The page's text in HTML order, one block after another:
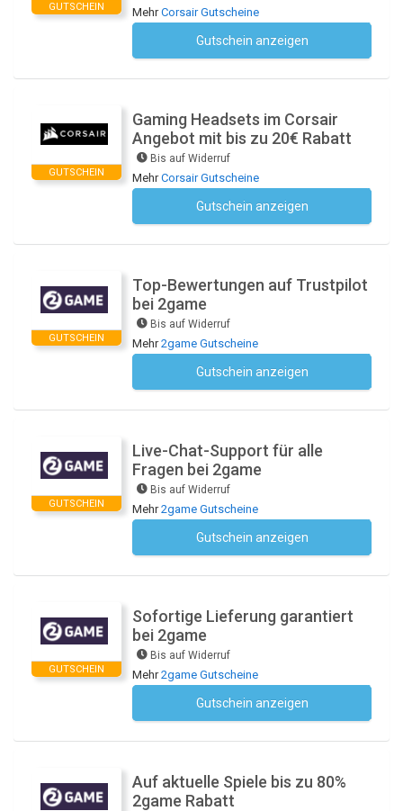
GUTSCHEIN MehrCorsair Gutscheine
Gutschein anzeigen
GUTSCHEIN
Gaming Headsets im Corsair
Angebot mit bis zu 20€ Rabatt
Bis auf Widerruf
MehrCorsair Gutscheine
Gutschein anzeigen
GUTSCHEIN
Top-Bewertungen auf Trustpilot
bei 2game
Bis auf Widerruf
Mehr2game Gutscheine
Gutschein anzeigen
GUTSCHEIN
Live-Chat-Support für alle
Fragen bei 2game
Bis auf Widerruf
Mehr2game Gutscheine
Gutschein anzeigen
GUTSCHEIN
Sofortige Lieferung garantiert
bei 2game
Bis auf Widerruf
Mehr2game Gutscheine
Gutschein anzeigen
Auf aktuelle Spiele bis zu 80%
2game Rabatt